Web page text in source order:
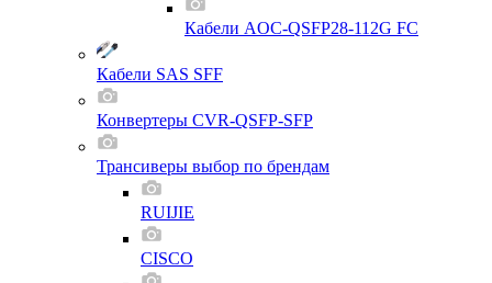
Кабели AOC-QSFP28-112G FC
Кабели SAS SFF
Конвертеры CVR-QSFP-SFP
Трансиверы выбор по брендам
RUIJIE
CISCO